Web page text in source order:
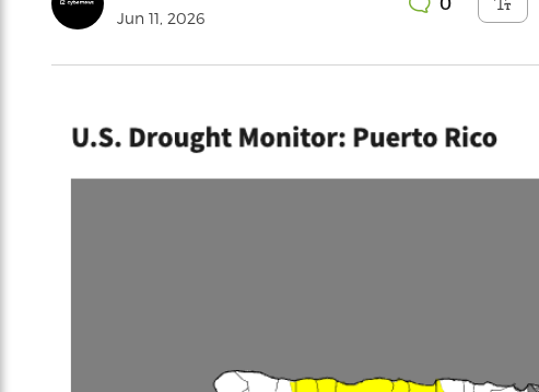
Jun 11, 2026